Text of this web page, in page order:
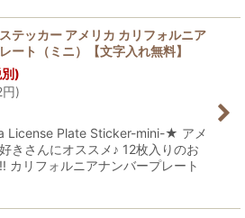
テッカー アメリカ カリフォルニア
ート（ミニ）【文字入れ無料】
)
円)
License Plate Sticker-mini-★ アメ
きさんにオススメ♪ 12枚入りのお
カリフォルニアナンバープレート